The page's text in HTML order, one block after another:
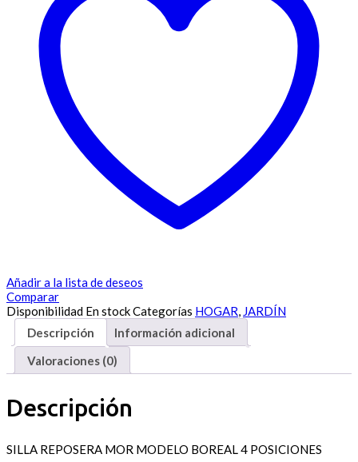
Añadir a la lista de deseos
Comparar
Disponibilidad En stockCategorías HOGAR, JARDÍN
Descripción
Información adicional
Valoraciones (0)
Descripción
SILLA REPOSERA MOR MODELO BOREAL 4 POSICIONES